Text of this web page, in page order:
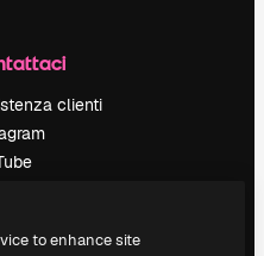
clienti
to enhance site